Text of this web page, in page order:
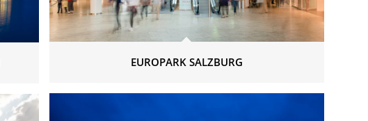
EUROPARK SALZBURG